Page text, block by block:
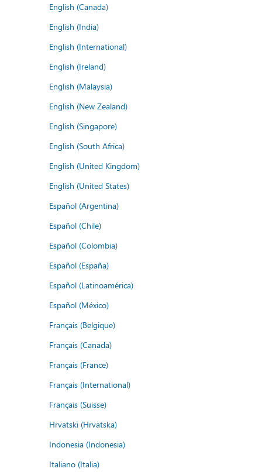
English (Canada)
English (India)
English (International)
English (Ireland)
English (Malaysia)
English (New Zealand)
English (Singapore)
English (South Africa)
English (United Kingdom)
English (United States)
Español (Argentina)
Español (Chile)
Español (Colombia)
Español (España)
Español (Latinoamérica)
Español (México)
Français (Belgique)
Français (Canada)
Français (France)
Français (International)
Français (Suisse)
Hrvatski (Hrvatska)
Indonesia (Indonesia)
Italiano (Italia)